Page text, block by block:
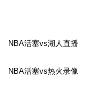
NBA活塞vs湖人直播
NBA活塞vs热火录像